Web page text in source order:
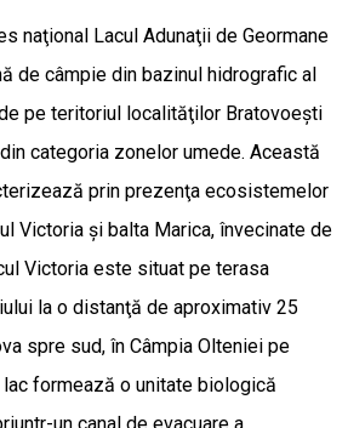
naţional Lacul Adunaţii de Geormane
de câmpie din bazinul hidrografic al
pe teritoriul localităţilor Bratovoeşti
categoria zonelor umede. Această
prin prezenţa ecosistemelor
Victoria şi balta Marica, învecinate de
Victoria este situat pe terasa
la o distanţă de aproximativ 25
spre sud, în Câmpia Olteniei pe
formează o unitate biologică